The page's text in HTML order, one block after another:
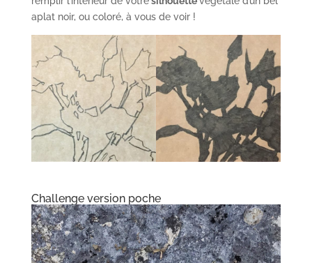
aplat noir, ou coloré, à vous de voir !
Challenge version poche